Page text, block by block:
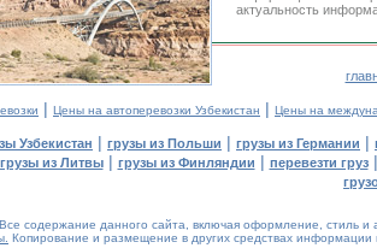
актуальность
| Цены на автоперевозки Узбекистан | Цены на
Узбекистан | грузы из Польши | грузы из Германии |
грузы из Литвы| грузы из Финляндии | перевезти груз
содержание данного сайта, включая оформление, стиль и
Копирование и размещение в других средствах